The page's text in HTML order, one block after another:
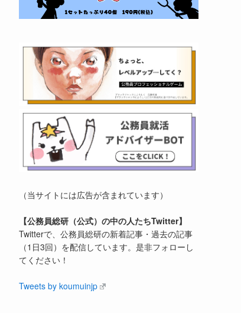
（当サイトには広告が含まれています）
【公務員総研（公式）の中の人たちTwitter】
Twitterで、公務員総研の新着記事・過去の記事
（1日3回）を配信しています。是非フォローし
てください！
Tweets by koumuinjp